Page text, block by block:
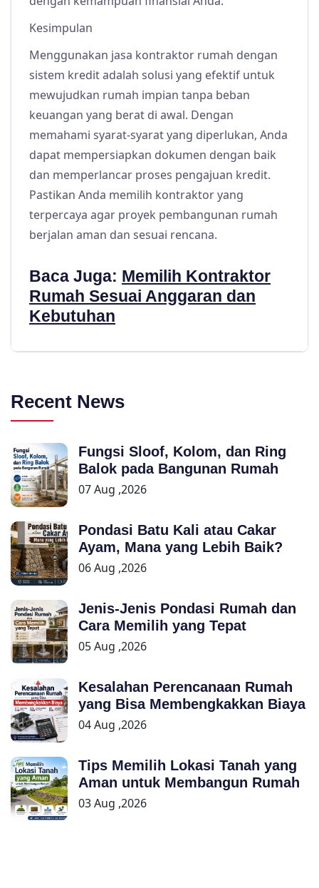
Kesimpulan
Menggunakan jasa kontraktor rumah dengan
sistem kredit adalah solusi yang efektif untuk
mewujudkan rumah impian tanpa beban
keuangan yang berat di awal. Dengan
memahami syarat-syarat yang diperlukan, Anda
dapat mempersiapkan dokumen dengan baik
dan memperlancar proses pengajuan kredit.
Pastikan Anda memilih kontraktor yang
terpercaya agar proyek pembangunan rumah
berjalan aman dan sesuai rencana.
Baca Juga: Memilih Kontraktor
Rumah Sesuai Anggaran dan
Kebutuhan
Recent News
Fungsi Sloof, Kolom, dan Ring
Balok pada Bangunan Rumah
07 Aug ,2026
Pondasi Batu Kali atau Cakar
Ayam, Mana yang Lebih Baik?
06 Aug ,2026
Jenis-Jenis Pondasi Rumah dan
Cara Memilih yang Tepat
05 Aug ,2026
Kesalahan Perencanaan Rumah
yang Bisa Membengkakkan Biaya
04 Aug ,2026
Tips Memilih Lokasi Tanah yang
Aman untuk Membangun Rumah
03 Aug ,2026